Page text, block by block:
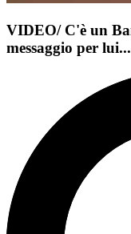
VIDEO/ C'è un
messaggio per lui...